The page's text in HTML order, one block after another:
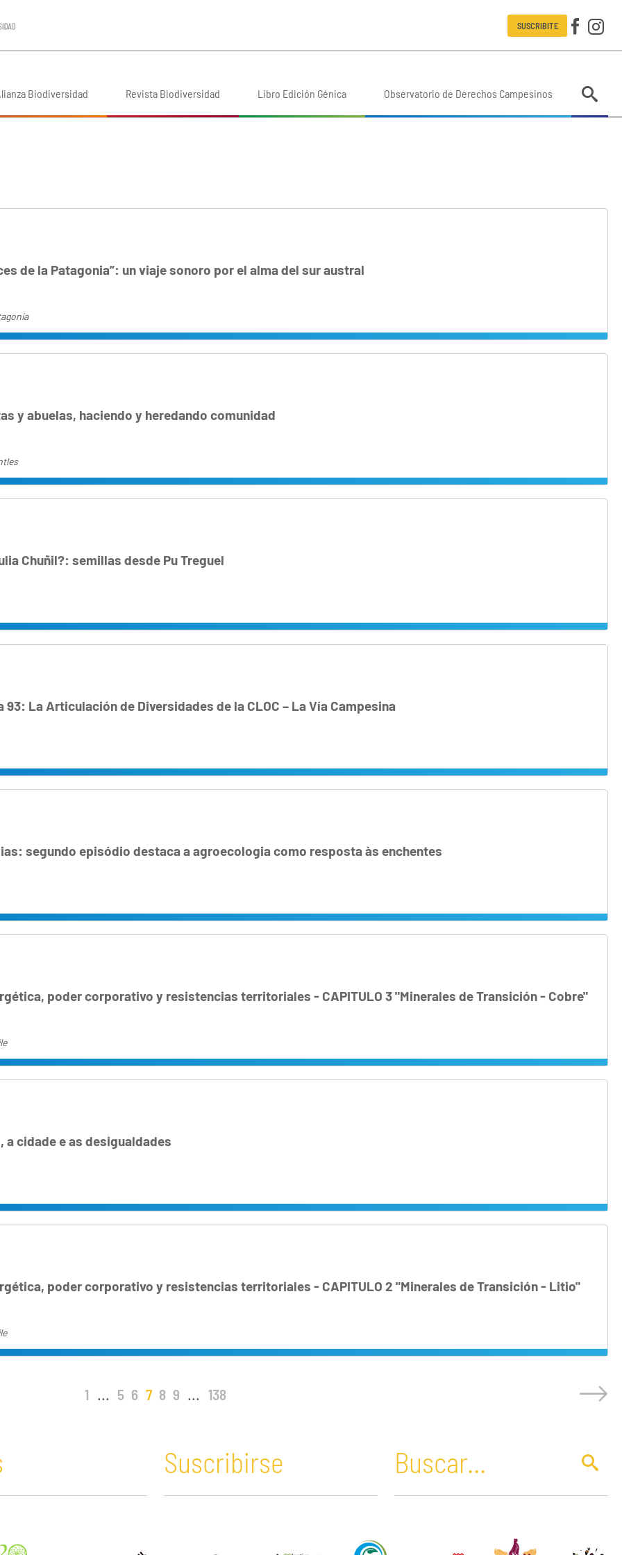
SUSCRIBITE
Biodiversidad Revista Biodiversidad Libro Edición Génica Observatorio de Derechos Campesinos
de la Patagonia”: un viaje sonoro por el alma del sur austral
y abuelas, haciendo y heredando comunidad
Chuñil?: semillas desde Pu Treguel
93: La Articulación de Diversidades de la CLOC – La Vía Campesina
segundo episódio destaca a agroecologia como resposta às enchentes
poder corporativo y resistencias territoriales - CAPITULO 3 "Minerales de Transición - Cobre"
a cidade e as desigualdades
poder corporativo y resistencias territoriales - CAPITULO 2 "Minerales de Transición - Litio"
1 ... 5 6 7 8 9 ... 138
Perú
Planes de infraestructura regional
Suscribirse